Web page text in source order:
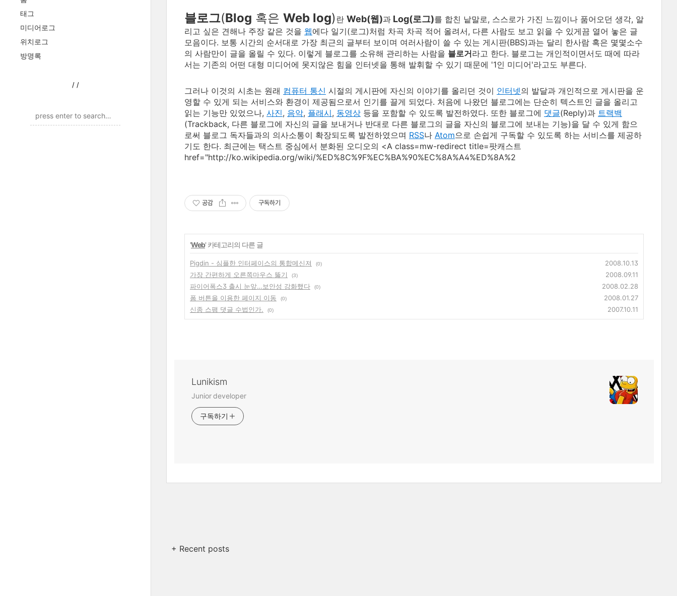
태그
미디어로그
위치로그
방명록
/ /
블로그(Blog 혹은 Web log) 란 Web(웹)과 Log(로그)를 합친 낱말로, 스스로가 가진 느낌이나 품어오던 생각, 알
리고 싶은 견해나 주장 같은 것을 웹에다 일기(로그)처럼 차곡 차곡 적어 올려서, 다른 사람도 보고 읽을 수 있게끔 열어 놓은 글
모음이다. 보통 시간의 순서대로 가장 최근의 글부터 보이며 여러사람이 쓸 수 있는 게시판(BBS)과는 달리 한사람 혹은 몇몇소수
의 사람만이 글을 올릴 수 있다. 이렇게 블로그를 소유해 관리하는 사람을 블로거라고 한다. 블로그는 개인적이면서도 때에 따라
서는 기존의 어떤 대형 미디어에 못지않은 힘을 인터넷을 통해 발휘할 수 있기 때문에 '1인 미디어'라고도 부른다.
그러나 이것의 시초는 원래 컴퓨터 통신 시절의 게시판에 자신의 이야기를 올리던 것이 인터넷의 발달과 개인적으로 게시판을 운
영할 수 있게 되는 서비스와 환경이 제공됨으로서 인기를 끌게 되었다. 처음에 나왔던 블로그에는 단순히 텍스트인 글을 올리고
읽는 기능만 있었으나, 사진, 음악, 플래시, 동영상 등을 포함할 수 있도록 발전하였다. 또한 블로그에 댓글(Reply)과 트랙백
(Trackback, 다른 블로그에 자신의 글을 보내거나 반대로 다른 블로그의 글을 자신의 블로그에 보내는 기능)을 달 수 있게 함으
로써 블로그 독자들과의 의사소통이 확장되도록 발전하였으며 RSS나 Atom으로 손쉽게 구독할 수 있도록 하는 서비스를 제공하
기도 한다. 최근에는 택스트 중심에서 분화된 오디오의 <A class=mw-redirect title=팟캐스트
href="http://ko.wikipedia.org/wiki/%ED%8C%9F%EC%BA%90%EC%8A%A4%ED%8A%2
공감 구독하기
'Web' 카테고리의 다른 글
Pigdin - 심플한 인터페이스의 통합메신져 (0)
2008.10.13
가장 간편하게 오른쪽마우스 뚫기
(3)
2008.09.11
파이어폭스3 출시 눈앞…보안성 강화했다
(0)
2008.02.28
폼 버튼을 이용한 페이지 이동
(0)
2008.01.27
신종 스팸 댓글 수법인가.
(0) 2007.10.11
Lunikism
Junior developer
구독하기
+ Recent posts